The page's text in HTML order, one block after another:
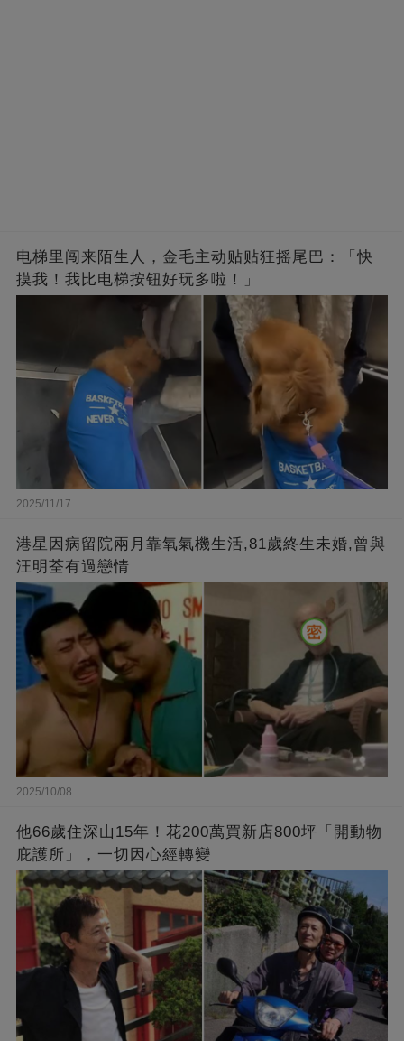
电梯里闯来陌生人，金毛主动贴贴狂摇尾巴：「快
摸我！我比电梯按钮好玩多啦！」
2025/11/17
港星因病留院兩月靠氧氣機生活,81歲終生未婚,曾與
汪明荃有過戀情
2025/10/08
他66歲住深山15年！花200萬買新店800坪「開動物
庇護所」，一切因心經轉變